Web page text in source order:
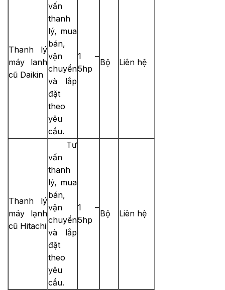
Thanh lý
máy lanh
cũ Daikin
vấn
thanh
lý, mua
bán,
vận
chuyển
và lắp
đặt
theo
yêu
cầu.
1 –
5hp
Bộ Liên hệ
Thanh lý
máy lạnh
cũ Hitachi
Tư
vấn
thanh
lý, mua
bán,
vận
chuyển
và lắp
đặt
theo
yêu
cầu.
1 –
5hp
Bộ Liên hệ